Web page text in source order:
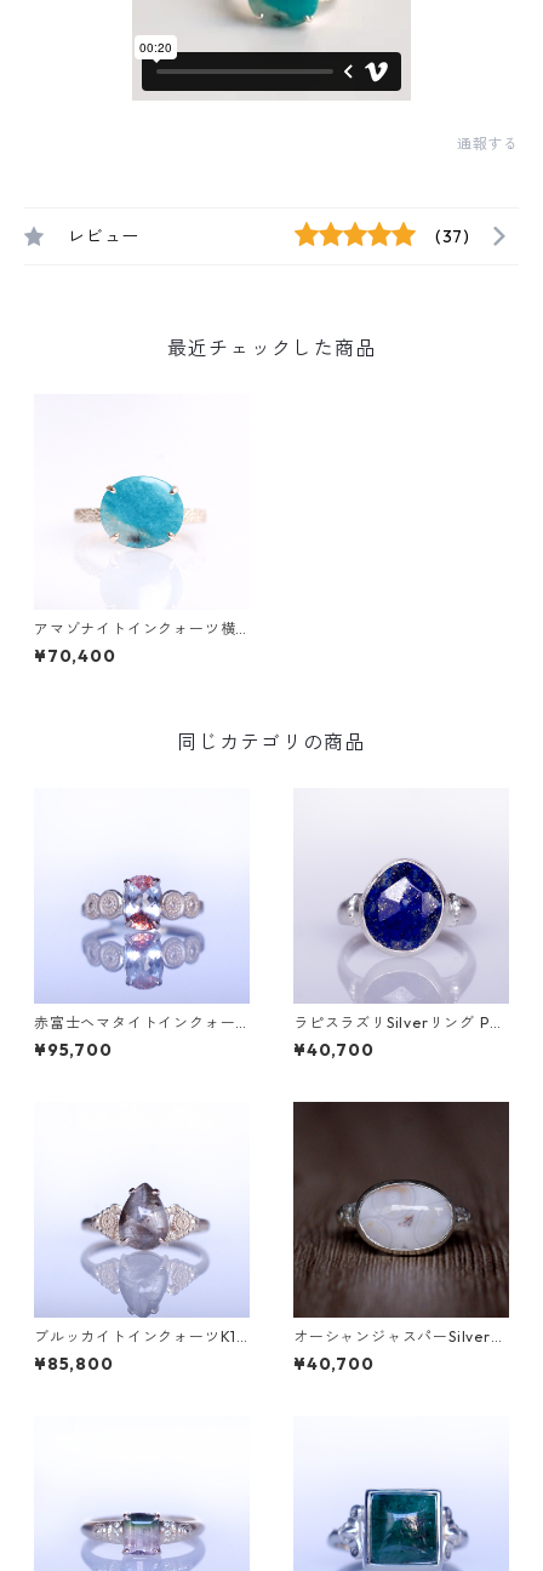
通報する
レビュー (37)
最近チェックした商品
アマゾナイトインクォーツ横
オーバル K10リング GRADIN
A(グラディナ)
¥70,400
同じカテゴリの商品
赤富士ヘマタイトインクォー
ツK10リング DAHMA(ダーマ)
[D052]
¥95,700
ラピスラズリSilverリング PA
O(パオ）[P002]
¥40,700
ブルッカイトインクォーツK10
リング MALWA (マルワ)[M24
4]
¥85,800
オーシャンジャスパーSilverリ
ング EPA(エパ）[E001]
¥40,700